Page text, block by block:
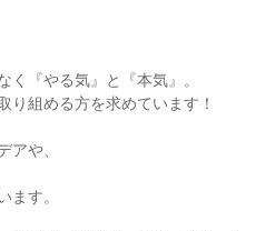
く『やる気』と『本気』。
り組める方を求めています！
アや、
ます。